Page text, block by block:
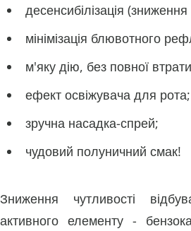
десенсибілізація
мінімізація блювотного
м'яку дію, без повної
ефект освіжувача для рота;
зручна насадка-спрей;
чудовий полуничний смак!
Зниження чутливості
активного елементу -